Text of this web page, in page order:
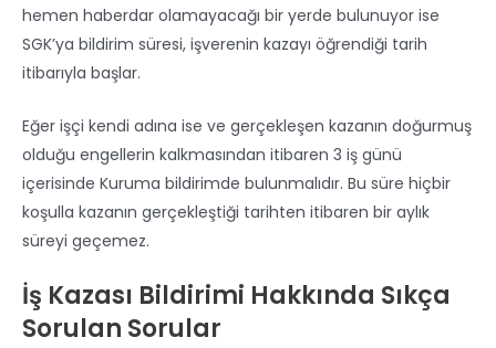
hemen haberdar olamayacağı bir yerde bulunuyor ise
SGK’ya bildirim süresi, işverenin kazayı öğrendiği tarih
itibarıyla başlar.
Eğer işçi kendi adına ise ve gerçekleşen kazanın doğurmuş
olduğu engellerin kalkmasından itibaren 3 iş günü
içerisinde Kuruma bildirimde bulunmalıdır. Bu süre hiçbir
koşulla kazanın gerçekleştiği tarihten itibaren bir aylık
süreyi geçemez.
İş Kazası Bildirimi Hakkında Sıkça
Sorulan Sorular